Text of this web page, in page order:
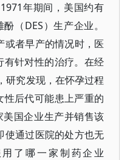
年期间，美国约有
（DES）生产企业。
或者早产的情况时，医
有针对性的治疗。在经
研究发现，在怀孕过程
性后代可能患上严重的
国企业生产并销售该
使通过医院的处方也无
了哪一家制药企业